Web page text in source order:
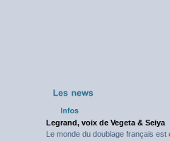
Legrand, voix de Vegeta & Seiya
Le monde du doublage français est